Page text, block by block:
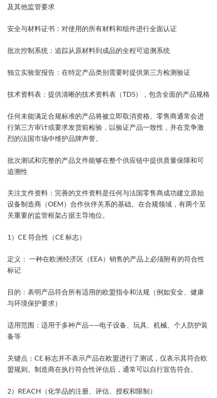
及其他监管要求
安全与材料证书：对使用的所有材料和组件进行全面认证
批次控制系统：追踪从原材料到成品的全程可追溯系统
独立实验室报告：在特定产品类别需要时提供第三方检测验证
技术资料表：提供清晰的技术资料表（TDS），包含全面的产品规格
任何未能满足合规标准的产品将被立即取消资格。零售商通常会进
行第三方审计或要求发货前检验，以验证产品一致性，并在竞争激
烈的法国市场中维护品牌声誉。
批次测试和完整的产品文件能够在整个供应链中提供质量保障和可
追溯性
关注文件资料：完善的文件资料是任何与法国零售商成功建立原始
设备制造商（OEM）合作伙伴关系的基础。在合规领域，有两个至
关重要的监管框架占据主导地位。
1）CE 符合性（CE 标志）
定义： 一种在欧洲经济区（EEA）销售的产品上必须附有的符合性
标记
目的：表明产品符合所有适用的欧盟指令和法规（例如安全、健康
与环境保护要求）
适用范围：适用于多种产品——电子设备、玩具、机械、个人防护装
备等
关键点：CE 标志并不表示产品在欧盟进行了测试，仅表示其符合欧
盟规则。制造商在执行符合性评估后，通常可以自行宣告符合。
2）REACH（化学品的注册、评估、授权和限制）